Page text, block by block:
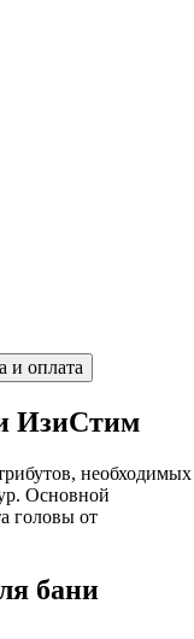
и оплата
ИзиСтим
необходимых
Основной
головы от
бани